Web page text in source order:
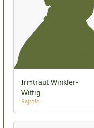
Irmtraut Winkler-
Wittig
Rajzoló